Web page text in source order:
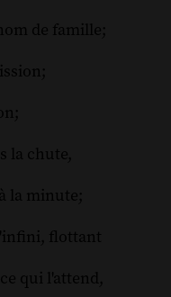
de famille;
la chute,
la minute;
flottant
qui l'attend,